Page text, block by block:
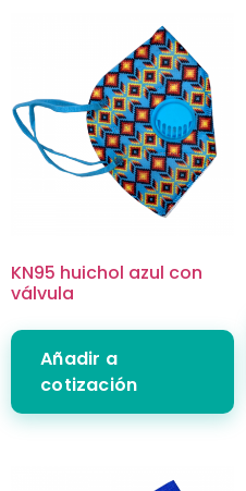
KN95 huichol azul con
válvula
Añadir a
cotización